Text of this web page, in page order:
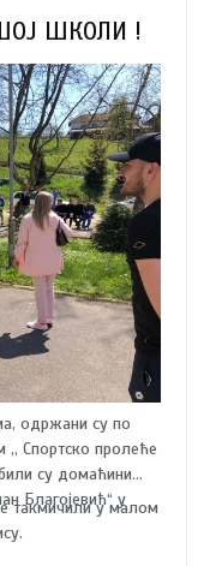
ШКОЛИ !
одржани су по
,, Спортско пролеће
су домаћини
Благојевић“ у
такмичили у малом